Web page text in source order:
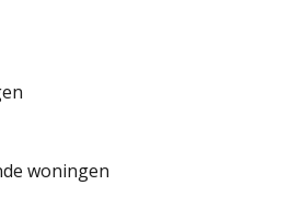
woningen